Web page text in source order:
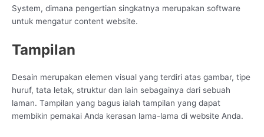
System, dimana pengertian singkatnya merupakan software
untuk mengatur content website.
Tampilan
Desain merupakan elemen visual yang terdiri atas gambar, tipe
huruf, tata letak, struktur dan lain sebagainya dari sebuah
laman. Tampilan yang bagus ialah tampilan yang dapat
membikin pemakai Anda kerasan lama-lama di website Anda.